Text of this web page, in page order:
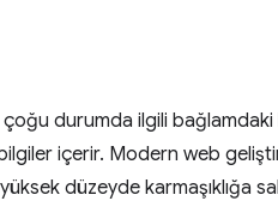
durumda ilgili bağlamdaki
bilgiler içerir. Modern web
düzeyde karmaşıklığa